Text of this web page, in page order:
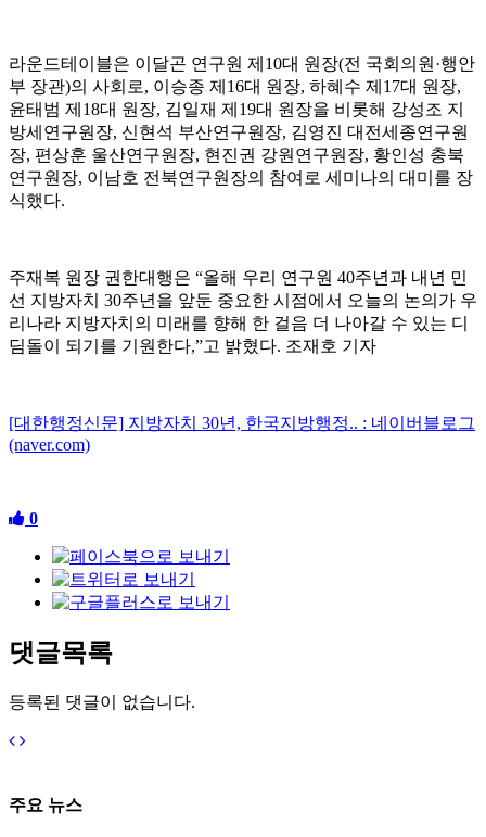
라운드테이블은 이달곤 연구원 제 10대 원장(전 국회의원 ·행안
부 장관)의 사회로, 이승종 제 16대 원장, 하혜수 제 17대 원장,
윤태범 제 18대 원장, 김일재 제 19대 원장을 비롯해 강성조 지
방세연구원장, 신현석 부산연구원장, 김영진 대전세종연구원
장, 편상훈 울산연구원장, 현진권 강원연구원장, 황인성 충북
연구원장, 이남호 전북연구원장의 참여로 세미나의 대미를 장
식했다.
주재복 원장 권한대행은 “올해 우리 연구원 40주년과 내년 민
선 지방자치 30주년을 앞둔 중요한 시점에서 오늘의 논의가 우
리나라 지방자치의 미래를 향해 한 걸음 더 나아갈 수 있는 디
딤돌이 되기를 기원한다,”고 밝혔다. 조재호 기자
[대한행정신문] 지방자치 30년, 한국지방행정.. : 네이버블로그
(naver.com)
0
댓글목록
등록된 댓글이 없습니다.
주요 뉴스